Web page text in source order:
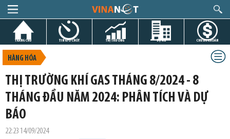
TRANG CHỦ TIN GIỜ CHÓT THỊ TRƯỜNG DỰ ÁN CHỨNG KHOÁN
HÀNG HÓA
THỊ TRƯỜNG KHÍ GAS THÁNG 8/2024 - 8
THÁNG ĐẦU NĂM 2024: PHÂN TÍCH VÀ DỰ
BÁO
22:23 14/09/2024